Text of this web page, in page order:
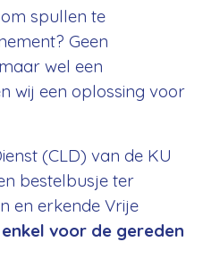
spullen te
Geen
wel een
wij een oplossing voor
(CLD) van de KU
bestelbusje ter
en erkende Vrije
voor de gereden